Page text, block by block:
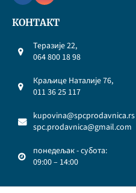
КОНТАКТ
Теразије 22,
064 800 18 98
Краљице Наталије 76,
011 36 25 117
kupovina@spcprodavnica.rs
spc.prodavnica@gmail.com
понедељак - субота:
09:00 – 14:00